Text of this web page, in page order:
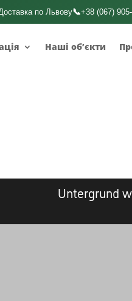
по Львову📞+38 (067)
Наші об’єкти